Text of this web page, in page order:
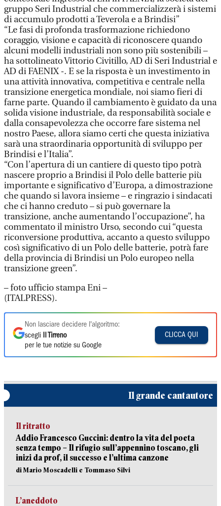
gruppo Seri Industrial che commercializzerà i sistemi
di accumulo prodotti a Teverola e a Brindisi”
“Le fasi di profonda trasformazione richiedono
coraggio, visione e capacità di riconoscere quando
alcuni modelli industriali non sono più sostenibili –
ha sottolineato Vittorio Civitillo, AD di Seri Industrial e
AD di FAENIX -. E se la risposta è un investimento in
una attività innovativa, competitiva e centrale nella
transizione energetica mondiale, noi siamo fieri di
farne parte. Quando il cambiamento è guidato da una
solida visione industriale, da responsabilità sociale e
dalla consapevolezza che occorre fare sistema nel
nostro Paese, allora siamo certi che questa iniziativa
sarà una straordinaria opportunità di sviluppo per
Brindisi e l’Italia”.
“Con l’apertura di un cantiere di questo tipo potrà
nascere proprio a Brindisi il Polo delle batterie più
importante e significativo d’Europa, a dimostrazione
che quando si lavora insieme – e ringrazio i sindacati
che ci hanno creduto – si può governare la
transizione, anche aumentando l’occupazione”, ha
commentato il ministro Urso, secondo cui “questa
riconversione produttiva, accanto a questo sviluppo
così significativo di un Polo delle batterie, potrà fare
della provincia di Brindisi un Polo europeo nella
transizione green”.
– foto ufficio stampa Eni –
(ITALPRESS).
Non lasciare decidere l'algoritmo:
scegli
Il Tirreno
per le tue notizie su Google
CLICCA QUI
Il grande cantautore
Il ritratto
Addio Francesco Guccini: dentro la vita del poeta
senza tempo – Il rifugio sull’appennino toscano, gli
inizi da prof, il successo e l’ultima canzone
di Mario Moscadelli e Tommaso Silvi
L’aneddoto